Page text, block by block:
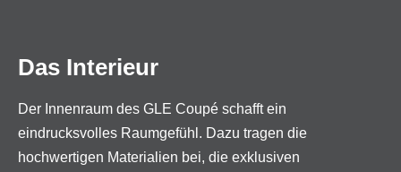
Das Interieur
Der Innenraum des GLE Coupé schafft ein
eindrucksvolles Raumgefühl. Dazu tragen die
hochwertigen Materialien bei, die exklusiven